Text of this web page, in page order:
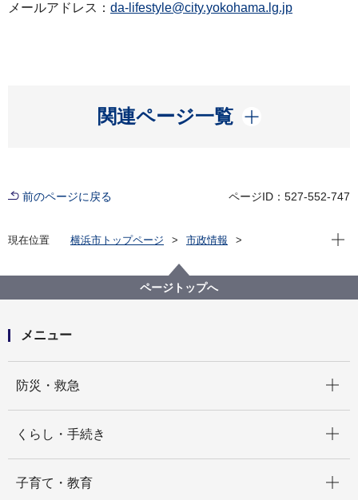
メールアドレス： da-lifestyle@city.yokohama.lg.jp
関連ページ一覧
開く
前のページに戻る ページID：527-552-747
現在位置 横浜市トップページ
市政情報
脱炭素・GREEN×EXPO推進局
記者発表 2025年度
GO GREENチャレンジ第３弾！「令和７年度 神奈川
現在
ページトップへ
メニュー
防災・救急
くらし・手続き
子育て・教育